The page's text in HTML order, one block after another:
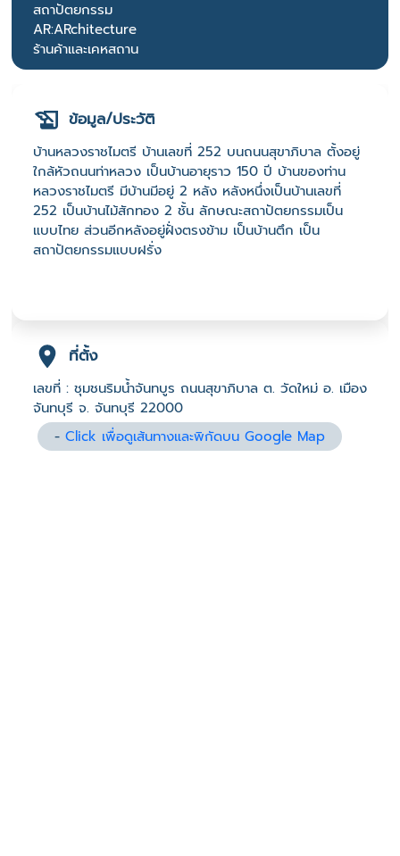
สถาปัตยกรรม
AR:ARchitecture
ร้านค้าและเคหสถาน
ข้อมูล/ประวัติ
บ้านหลวงราชไมตรี บ้านเลขที่ 252 บนถนนสุขาภิบาล ตั้งอยู่
ใกล้หัวถนนท่าหลวง เป็นบ้านอายุราว 150 ปี บ้านของท่าน
หลวงราชไมตรี มีบ้านมีอยู่ 2 หลัง หลังหนึ่งเป็นบ้านเลขที่
252 เป็นบ้านไม้สักทอง 2 ชั้น ลักษณะสถาปัตยกรรมเป็น
แบบไทย ส่วนอีกหลังอยู่ฝั่งตรงข้าม เป็นบ้านตึก เป็น
สถาปัตยกรรมแบบฝรั่ง
ที่ตั้ง
เลขที่ : ชุมชนริมน้ำจันทบูร ถนนสุขาภิบาล ต. วัดใหม่ อ. เมือง
จันทบุรี จ. จันทบุรี 22000
-Click เพื่อดูเส้นทางและพิกัดบน Google Map